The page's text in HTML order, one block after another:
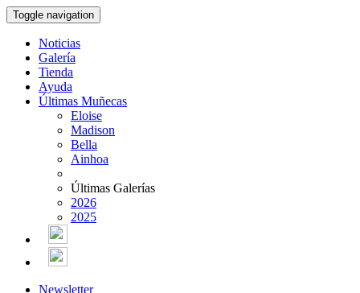
Toggle navigation
Noticias
Galería
Tienda
Ayuda
Últimas Muñecas
Eloise
Madison
Bella
Ainhoa
Últimas Galerías
2026
2025
Newsletter